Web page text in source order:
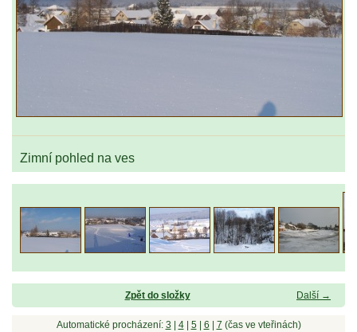
Zimní pohled na ves
Další →
Zpět do složky
Automatické procházení: 3 4| 5| 6 7 (čas ve vteřinách)